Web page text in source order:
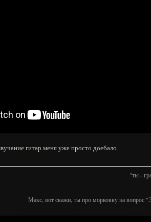
гитар меня уже просто доебало.
"ты -
Макс, вот скажи, ты про морковку на вопрос